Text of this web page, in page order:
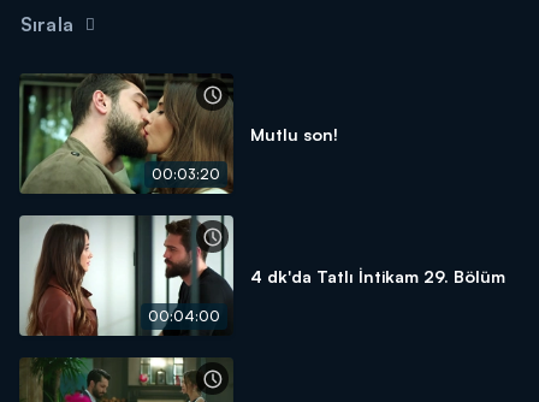
Sırala
00:03:20
Mutlu son!
00:04:00
4 dk'da Tatlı İntikam 29. Bölüm